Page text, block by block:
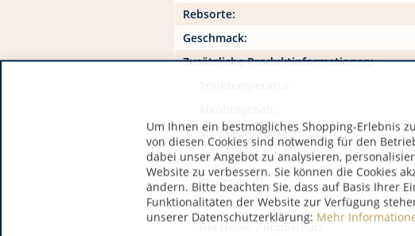
Rebsorte:
Geschmack:
Zusätzliche Produktinformationen:
Art / Bezeichnung:
Restzucker:
Säuregehalt:
Hersteller / Importeur:
Um Ihnen ein bestmögliches Shopping-Erlebnis
von diesen Cookies sind notwendig für den
dabei unser Angebot zu analysieren,
Website zu verbessern. Sie können die Cookies
ändern. Bitte beachten Sie, dass auf Basis Ihrer
Funktionalitäten der Website zur Verfügung
unserer Datenschutzerklärung: Mehr